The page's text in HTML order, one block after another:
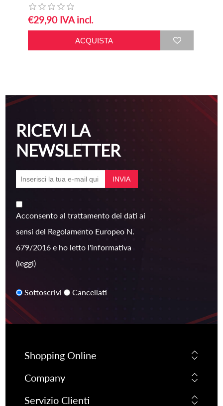
€29,90 IVA incl.
RICEVI LA
NEWSLETTER
Acconsento al trattamento dei dati ai
sensi del Regolamento Europeo N.
679/2016 e ho letto l'informativa
(leggi)
Sottoscrivi Cancellati
Shopping Online
Company
Servizio Clienti